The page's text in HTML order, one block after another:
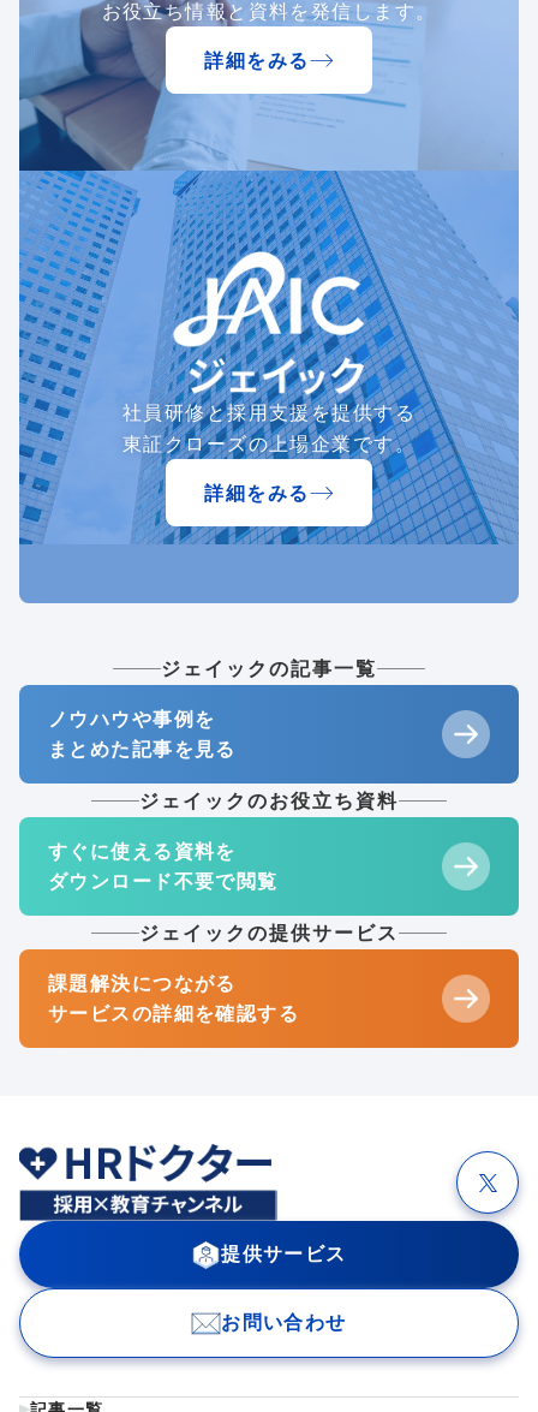
お役立ち情報と資料を発信します。
詳細をみる
社員研修と採用支援を提供する
東証クローズの上場企業です。
詳細をみる
ジェイックの記事一覧
ノウハウや事例を
まとめた記事を見る
ジェイックのお役立ち資料
すぐに使える資料を
ダウンロード不要で閲覧
ジェイックの提供サービス
課題解決につながる
サービスの詳細を確認する
提供サービス
お問い合わせ